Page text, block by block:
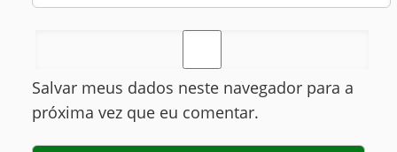
Salvar meus dados neste navegador para a
próxima vez que eu comentar.